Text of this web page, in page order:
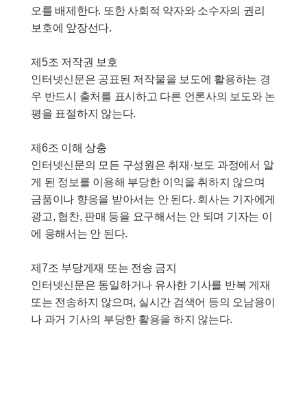
오를 배제한다. 또한 사회적 약자와 소수자의 권리
보호에 앞장선다.
제5조 저작권 보호
인터넷신문은 공표된 저작물을 보도에 활용하는 경
우 반드시 출처를 표시하고 다른 언론사의 보도와 논
평을 표절하지 않는다.
제6조 이해 상충
인터넷신문의 모든 구성원은 취재·보도 과정에서 알
게 된 정보를 이용해 부당한 이익을 취하지 않으며
금품이나 향응을 받아서는 안 된다. 회사는 기자에게
광고, 협찬, 판매 등을 요구해서는 안 되며 기자는 이
에 응해서는 안 된다.
제7조 부당게재 또는 전송 금지
인터넷신문은 동일하거나 유사한 기사를 반복 게재
또는 전송하지 않으며, 실시간 검색어 등의 오남용이
나 과거 기사의 부당한 활용을 하지 않는다.